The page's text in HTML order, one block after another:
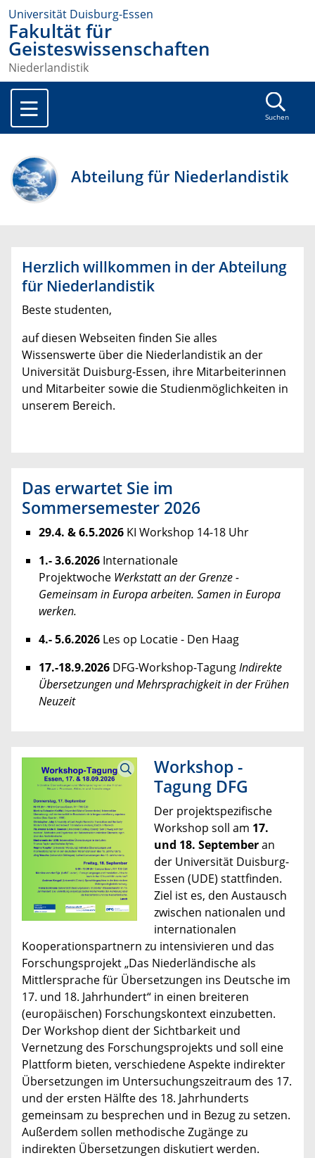
Universität Duisburg-Essen
Fakultät für
Geisteswissenschaften
Niederlandistik
Suchen
Abteilung für Niederlandistik
Herzlich willkommen in der Abteilung
für Niederlandistik
Beste studenten,
auf diesen Webseiten finden Sie alles
Wissenswerte über die Niederlandistik an der
Universität Duisburg-Essen, ihre Mitarbeiterinnen
und Mitarbeiter sowie die Studienmöglichkeiten in
unserem Bereich.
Das erwartet Sie im
Sommersemester 2026
29.4. & 6.5.2026 KI Workshop 14-18 Uhr
1.- 3.6.2026 Internationale
Projektwoche Werkstatt an der Grenze -
Gemeinsam in Europa arbeiten. Samen in Europa
werken.
4.- 5.6.2026 Les op Locatie - Den Haag
17.-18.9.2026 DFG-Workshop-TagungIndirekte
Übersetzungen und Mehrsprachigkeit in der Frühen
Neuzeit
Workshop -
Tagung DFG
Der projektspezifische
Workshop soll am 17.
und 18. Septemberan
der Universität Duisburg-
Essen (UDE) stattfinden.
Ziel ist es, den Austausch
zwischen nationalen und
internationalen
Kooperationspartnern zu intensivieren und das
Forschungsprojekt „Das Niederländische als
Mittlersprache für Übersetzungen ins Deutsche im
17. und 18. Jahrhundert“ in einen breiteren
(europäischen) Forschungskontext einzubetten.
Der Workshop dient der Sichtbarkeit und
Vernetzung des Forschungsprojekts und soll eine
Plattform bieten, verschiedene Aspekte indirekter
Übersetzungen im Untersuchungszeitraum des 17.
und der ersten Hälfte des 18. Jahrhunderts
gemeinsam zu besprechen und in Bezug zu setzen.
Außerdem sollen methodische Zugänge zu
indirekten Übersetzungen diskutiert werden.